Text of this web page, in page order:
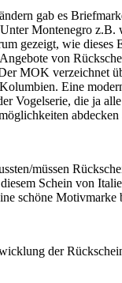
gab es
Montenegro z.B.
gezeigt, wie dieses
von
MOK verzeichnet
Eine
Vogelserie, die ja alle
abdecken
müssen
Schein von
schöne Motivmarke
der